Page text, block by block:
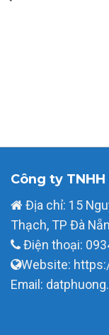
Công ty
Địa chỉ: 15
Thạch, TP Đà
Điện thoại:
Website:
Email: